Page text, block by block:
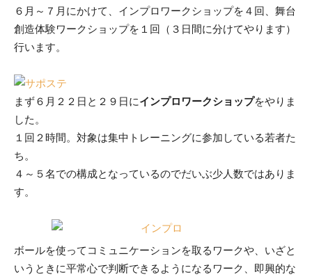
６月～７月にかけて、インプロワークショップを４回、舞台
創造体験ワークショップを１回（３日間に分けてやります）
行います。
まず６月２２日と２９日にインプロワークショップをやりま
した。
１回２時間。対象は集中トレーニングに参加している若者た
ち。
４～５名での構成となっているのでだいぶ少人数ではありま
す。
ボールを使ってコミュニケーションを取るワークや、いざと
いうときに平常心で判断できるようになるワーク、即興的な